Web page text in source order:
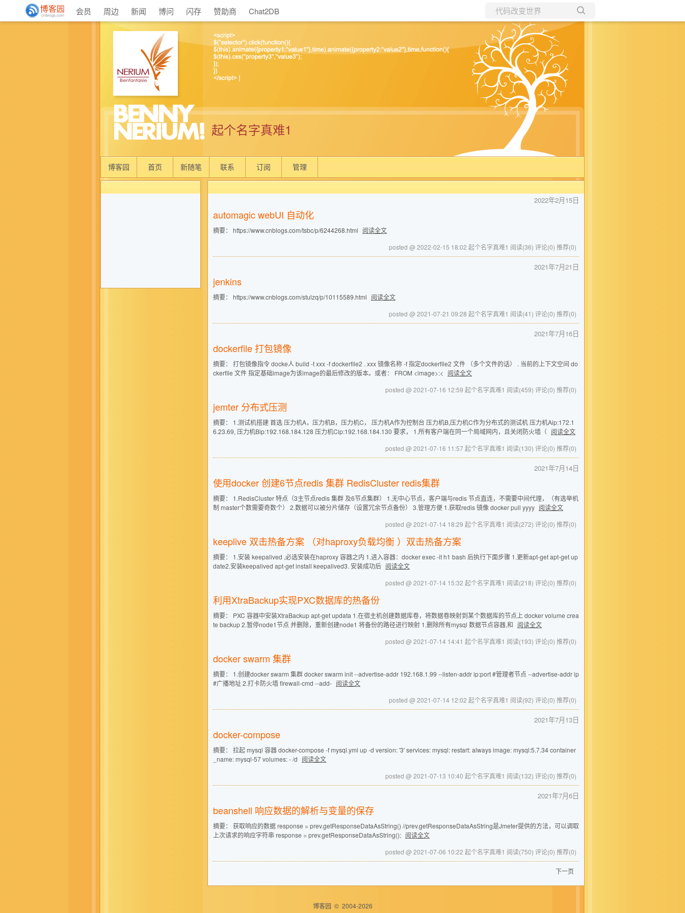
会员 周边 新闻 博问 闪存 赞助商 Chat2DB
所有博客
起个名字真难1
博客园 首页 新随笔 联系 订阅 管理
2022年2月15日
automagic webUI 自动化
摘要： https://www.cnblogs.com/tsbc/p/6244268.html 阅读全文
posted @ 2022-02-15 18:02 起个名字真难1 阅读(36) 评论(0) 推荐(0)
2021年7月21日
jenkins
摘要： https://www.cnblogs.com/stulzq/p/10115589.html 阅读全文
posted @ 2021-07-21 09:28 起个名字真难1 阅读(41) 评论(0) 推荐(0)
2021年7月16日
dockerfile 打包镜像
摘要： 打包镜像指令 docke人 build -t xxx -f dockerfile2 . xxx 镜像名称 -f 指定dockerfile2 文件 （多个文件的话） . 当前的上下文空间 do
ckerfile 文件 指定基础image为该image的最后修改的版本。或者： FROM <image>:< 阅读全文
posted @ 2021-07-16 12:59 起个名字真难1 阅读(459) 评论(0) 推荐(0)
jemter 分布式压测
摘要： 1.测试机搭建 首选 压力机A，压力机B，压力机C， 压力机A作为控制台 压力机B,压力机C作为分布式的测试机 压力机Aip:172.1
6.23.69, 压力机Bip:192.168.184.128 压力机Cip:192.168.184.130 要求， 1.所有客户端在同一个局域网内，且关闭防火墙（ 阅读全文
posted @ 2021-07-16 11:57 起个名字真难1 阅读(130) 评论(0) 推荐(0)
2021年7月14日
使用docker 创建6节点redis 集群 RedisCluster redis集群
摘要： 1.RedisCluster 特点（3主节点redis 集群 及6节点集群） 1.无中心节点，客户端与redis 节点直连，不需要中间代理，（有选举机
制 master个数需要奇数个） 2.数据可以被分片储存（设置冗余节点备份） 3.管理方便 1.获取redis 镜像 docker pull yyyy 阅读全文
posted @ 2021-07-14 18:29 起个名字真难1 阅读(272) 评论(0) 推荐(0)
keeplive 双击热备方案 （对haproxy负载均衡 ）双击热备方案
摘要： 1.安装 keepalived ,必选安装在haproxy 容器之内 1.进入容器：docker exec -it h1 bash 后执行下面步骤 1.更新apt-get apt-get up
date2.安装keepalived apt-get install keepalived3. 安装成功后 阅读全文
posted @ 2021-07-14 15:32 起个名字真难1 阅读(218) 评论(0) 推荐(0)
利用XtraBackup实现PXC数据库的热备份
摘要： PXC 容器中安装XtraBackup apt-get updata 1.在宿主机创建数据库卷，将数据卷映射到某个数据库的节点上 docker volume crea
te backup 2.暂停node1节点 并删除，重新创建node1 将备份的路径进行映射 1.删除所有mysql 数据节点容器,和 阅读全文
posted @ 2021-07-14 14:41 起个名字真难1 阅读(193) 评论(0) 推荐(0)
docker swarm 集群
摘要： 1.创建docker swarm 集群 docker swarm init --advertise-addr 192.168.1.99 --listen-addr ip:port #管理者节点 --advertise-addr ip
#广播地址 2.打卡防火墙 firewall-cmd --add- 阅读全文
posted @ 2021-07-14 12:02 起个名字真难1 阅读(92) 评论(0) 推荐(0)
2021年7月13日
docker-compose
摘要： 拉起 mysql 容器 docker-compose -f mysql.yml up -d version: '3' services: mysql: restart: always image: mysql:5.7.34 container
_name: mysql-57 volumes: - /d 阅读全文
posted @ 2021-07-13 10:40 起个名字真难1 阅读(132) 评论(0) 推荐(0)
2021年7月6日
beanshell 响应数据的解析与变量的保存
摘要： 获取响应的数据 response = prev.getResponseDataAsString() //prev.getResponseDataAsString是Jmeter提供的方法，可以调取
上次请求的响应字符串 response = prev.getResponseDataAsString(); 阅读全文
posted @ 2021-07-06 10:22 起个名字真难1 阅读(750) 评论(0) 推荐(0)
下一页
博客园 © 2004-2026